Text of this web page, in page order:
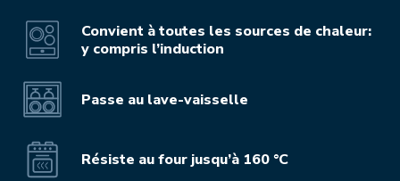
Convient à toutes les sources de chaleur:
y compris l’induction
Passe au lave-vaisselle
Résiste au four jusqu’à 160 °C